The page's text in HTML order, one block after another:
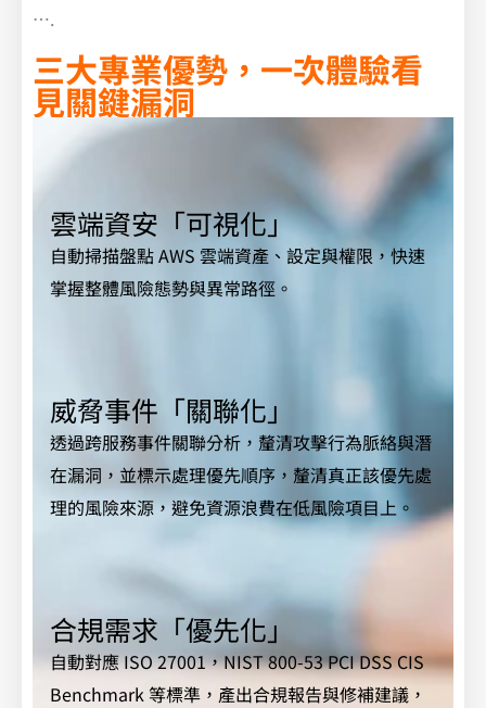
….
三大專業優勢，一次體驗看
見關鍵漏洞
雲端資安「可視化」
自動掃描盤點 AWS 雲端資產、設定與權限，快速
掌握整體風險態勢與異常路徑。
威脅事件「關聯化」
透過跨服務事件關聯分析，釐清攻擊行為脈絡與潛
在漏洞，並標示處理優先順序，釐清真正該優先處
理的風險來源，避免資源浪費在低風險項目上。
合規需求「優先化」
自動對應 ISO 27001，NIST 800-53 PCI DSS CIS
Benchmark 等標準，產出合規報告與修補建議，